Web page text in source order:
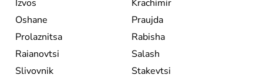
Izvos
Krachimir
Oshane
Praujda
Prolaznitsa
Rabisha
Raianovtsi
Salash
Slivovnik
Stakevtsi